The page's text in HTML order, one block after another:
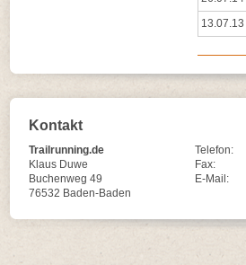
13.07.13
Kontakt
Trailrunning.de
Klaus Duwe
Buchenweg 49
76532 Baden-Baden
Telefon:
Fax:
E-Mail: